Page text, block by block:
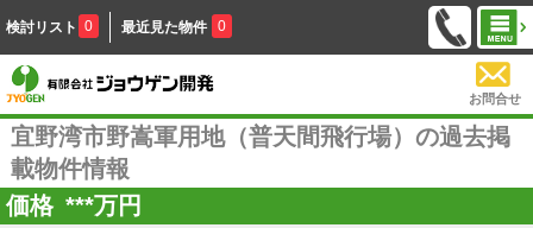
検討リスト 0 最近見た物件 0
お問合せ
宜野湾市野嵩軍用地（普天間飛行場）の過去掲
載物件情報
価格 ***万円